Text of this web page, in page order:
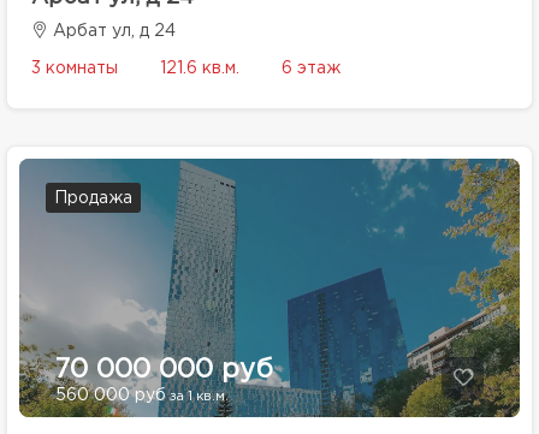
Арбат ул, д 24
3 комнаты 121.6 кв.м. 6 этаж
Продажа
70 000 000 руб
560 000 рубза 1 кв.м.